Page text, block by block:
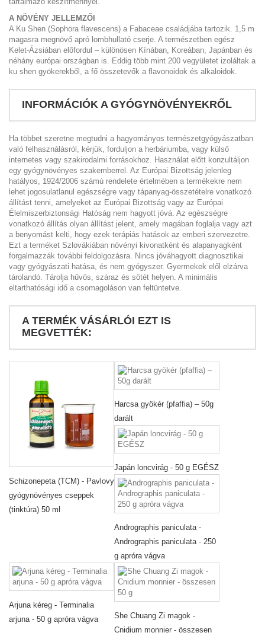
A NÖVÉNY JELLEMZŐI
A Ku Shen (Sophora flavescens) a Fabaceae családjába tartozik. 1,5 m
magasra megnövő apró lombhullató cserje. A természetben egész
Kelet-Ázsiában előfordul – különösen Kínában, Koreában, Japánban és
néhány európai országban is. Eddig több mint 200 vegyületet izoláltak a
ku shen gyökerekből, a fő összetevők a flavonoidok és alkaloidok.
INFORMÁCIÓK A GYÓGYNÖVÉNYEKRŐL
Ha többet szeretne megtudni a hagyományos természetgyógyászatban
való felhasználásról, kérjük, forduljon a herbáriumba, vagy külső
internetes vagy szakirodalmi forrásokhoz. Használat előtt konzultáljon
egy gyógynövényes szakemberrel. Az Európai Bizottság jelenleg
hatályos, 1924/2006 számú rendelete értelmében a termékekre nem
lehet jogosulatlanul egészségre vagy tápanyag-összetételre vonatkozó
állítást tenni, amelyeket az Európai Bizottság vagy az Európai
Élelmiszerbiztonsági Hatóság nem hagyott jóvá. Az egészségre
vonatkozó állítás olyan állítást jelent, amely magában foglalja vagy azt
a benyomást kelti, hogy ezek terápiás hatások az emberi szervezetre.
Ezt a terméket Szlovákiában növényi kivonatként és alapanyagként
forgalmazzák további feldolgozásra. Nincs jóváhagyott diagnosztikai
vagy gyógyászati hatása, és nem gyógyszer. Gyermekek elől elzárva
tárolandó. Tárolja hűvös, száraz és sötét helyen. A minimális
eltarthatósági idő a csomagoláson van feltüntetve.
A TERMÉK VÁSÁRLÓI EZT IS
MEGVETTÉK:
Schizonepeta (TCM) - Pavlovy
gyógynövényes cseppek
(tinktúra) 50 ml
Harcsa gyökér (pfaffia) – 50g
darált
Japán loncvirág - 50 g EGÉSZ
Andrographis paniculata -
Andrographis paniculata - 250
g apróra vágva
Arjuna kéreg - Terminalia
arjuna - 50 g apróra vágva
She Chuang Zi magok -
Cnidium monnier - összesen